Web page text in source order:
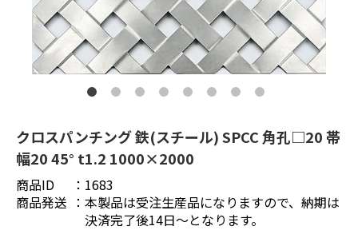
クロスパンチング 鉄(スチール) SPCC 角孔□20 帯
幅20 45° t1.2 1000×2000
商品ID ： 1683
商品発送 ： 本製品は受注生産品になりますので、納期は
決済完了後14日～となります。